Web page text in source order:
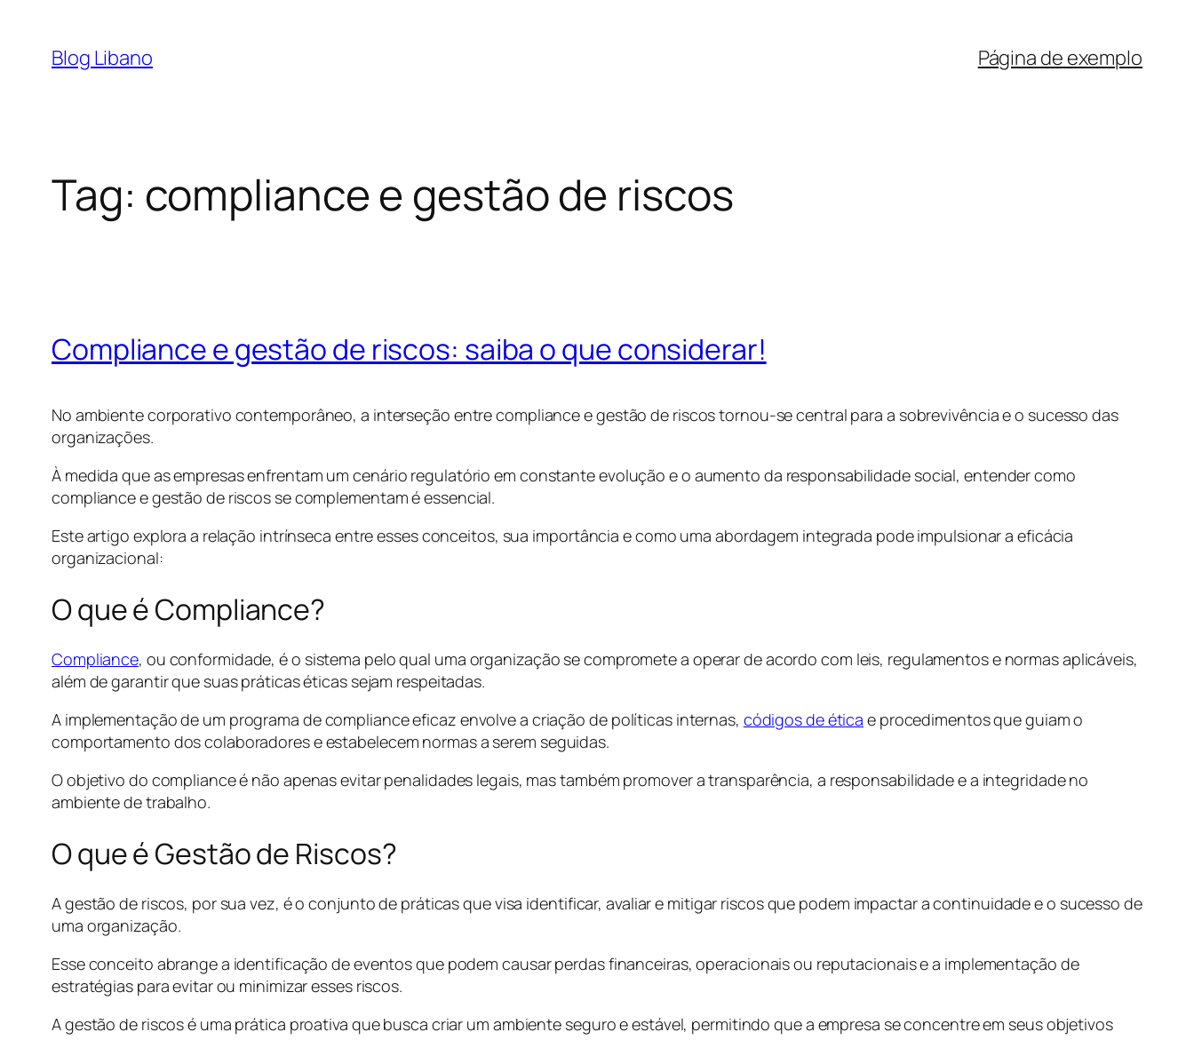
Blog Libano Página de exemplo
Tag: compliance e gestão de riscos
Compliance e gestão de riscos: saiba o que considerar!
No ambiente corporativo contemporâneo, a interseção entre compliance e gestão de riscos tornou-se central para a sobrevivência e o sucesso das
organizações.
À medida que as empresas enfrentam um cenário regulatório em constante evolução e o aumento da responsabilidade social, entender como
compliance e gestão de riscos se complementam é essencial.
Este artigo explora a relação intrínseca entre esses conceitos, sua importância e como uma abordagem integrada pode impulsionar a eficácia
organizacional:
O que é Compliance?
Compliance, ou conformidade, é o sistema pelo qual uma organização se compromete a operar de acordo com leis, regulamentos e normas aplicáveis,
além de garantir que suas práticas éticas sejam respeitadas.
A implementação de um programa de compliance eficaz envolve a criação de políticas internas, códigos de ética e procedimentos que guiam o
comportamento dos colaboradores e estabelecem normas a serem seguidas.
O objetivo do compliance é não apenas evitar penalidades legais, mas também promover a transparência, a responsabilidade e a integridade no
ambiente de trabalho.
O que é Gestão de Riscos?
A gestão de riscos, por sua vez, é o conjunto de práticas que visa identificar, avaliar e mitigar riscos que podem impactar a continuidade e o sucesso de
uma organização.
Esse conceito abrange a identificação de eventos que podem causar perdas financeiras, operacionais ou reputacionais e a implementação de
estratégias para evitar ou minimizar esses riscos.
A gestão de riscos é uma prática proativa que busca criar um ambiente seguro e estável, permitindo que a empresa se concentre em seus objetivos